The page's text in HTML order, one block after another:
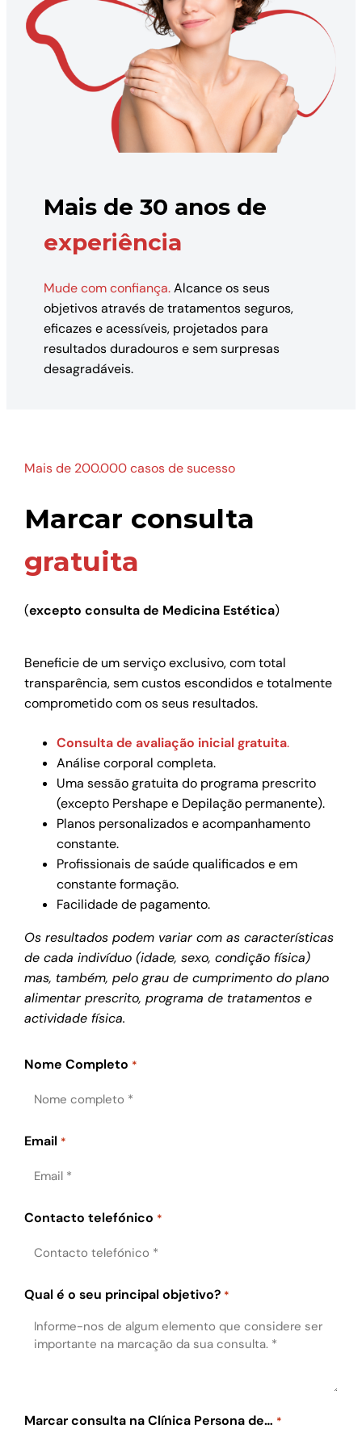
Mais de 30 anos de
experiência
Mude com confiança.Alcance os seus
objetivos através de tratamentos seguros,
eficazes e acessíveis, projetados para
resultados duradouros e sem surpresas
desagradáveis.
Mais de 200.000 casos de sucesso
Marcar consulta
gratuita
(excepto consulta de Medicina Estética)
Beneficie de um serviço exclusivo, com total
transparência, sem custos escondidos e totalmente
comprometido com os seus resultados.
Consulta de avaliação inicial gratuita.
Análise corporal completa.
Uma sessão gratuita do programa prescrito
(excepto Pershape e Depilação permanente).
Planos personalizados e acompanhamento
constante.
Profissionais de saúde qualificados e em
constante formação.
Facilidade de pagamento.
Os resultados podem variar com as características
de cada indivíduo (idade, sexo, condição física)
mas, também, pelo grau de cumprimento do plano
alimentar prescrito, programa de tratamentos e
actividade física.
Nome Completo *
Email *
Contacto telefónico *
Qual é o seu principal objetivo? *
Marcar consulta na Clínica Persona de… *